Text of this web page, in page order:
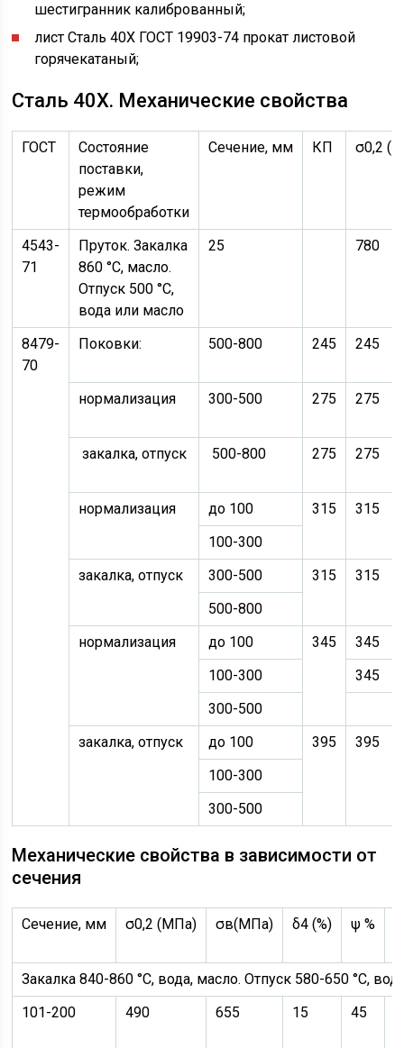
шестигранник калиброванный;
лист Сталь 40Х ГОСТ 19903-74 прокат листовой
горячекатаный;
Сталь 40Х. Механические свойства
ГОСТ
Состояние
поставки,
режим
термообработки
Сечение, мм КП σ0,2
4543-
71
Пруток. Закалка
860 °С, масло.
Отпуск 500 °С,
вода или масло
25 780
8479-
70
Поковки: 500-800 245 245
нормализация 300-500 275 275
закалка, отпуск 500-800 275 275
нормализация до 100 315
315
100-300
закалка, отпуск
300-500 315
315
500-800
нормализация
до 100 345
345
100-300
345
300-500
закалка, отпуск
до 100 395
395
100-300
300-500
Механические свойства в зависимости от
сечения
Сечение, мм σ0,2 (МПа) σв(МПа) δ4 (%) ψ %
Закалка 840-860 °С, вода, масло. Отпуск 580-650 °С,
101-200
490 655 15 45